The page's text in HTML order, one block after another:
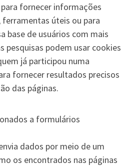
fornecer informações
úteis ou para
base de usuários com mais
pesquisas podem usar cookies
já participou numa
fornecer resultados precisos
das páginas.
a formulários
dados por meio de um
os encontrados nas páginas